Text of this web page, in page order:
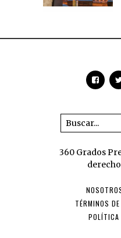
360 Grados
TÉRMINOS
POLÍTICA